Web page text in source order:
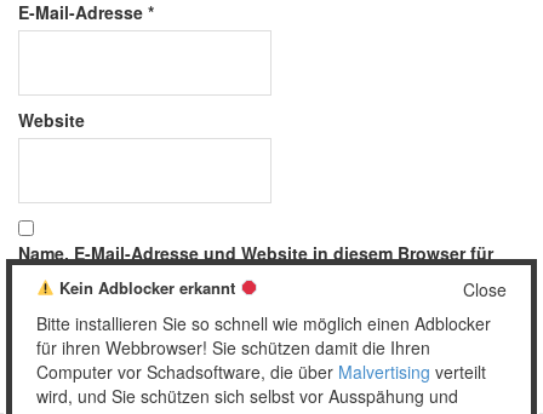
E-Mail-Adresse *
Website
Name, E-Mail-Adresse und Website in diesem Browser für
meinen nächsten Kommentar speichern.
Close
Kein Adblocker erkannt
Bitte installieren Sie so schnell wie möglich einen Adblocker
für ihren Webbrowser! Sie schützen damit die Ihren
Computer vor Schadsoftware, die über Malvertising verteilt
wird, und Sie schützen sich selbst vor Ausspähung und